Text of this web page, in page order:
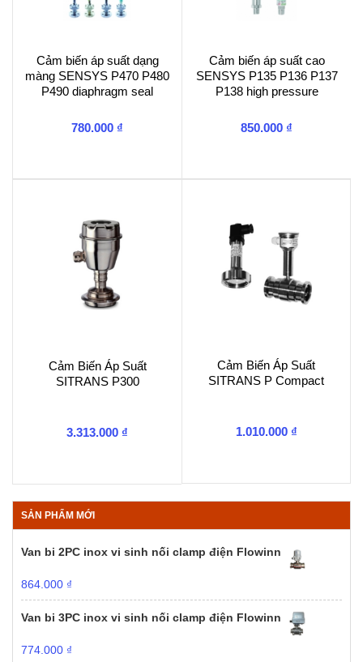
Cảm biến áp suất dạng
màng SENSYS P470 P480
P490 diaphragm seal
780.000 ₫
Cảm biến áp suất cao
SENSYS P135 P136 P137
P138 high pressure
850.000 ₫
Cảm Biến Áp Suất
SITRANS P300
3.313.000 ₫
Cảm Biến Áp Suất
SITRANS P Compact
1.010.000 ₫
SẢN PHẨM MỚI
Van bi 2PC inox vi sinh nối clamp điện Flowinn
864.000 ₫
Van bi 3PC inox vi sinh nối clamp điện Flowinn
774.000 ₫